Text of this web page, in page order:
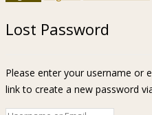
Lost Password
Please enter your username or
link to create a new password